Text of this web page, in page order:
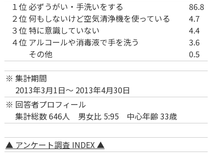
１位
２位
３位
４位
必ずうがい・手洗いをする
何もしないけど空気清浄機を使っている
特に意識していない
アルコールや消毒液で手を洗う
その他
86.8
4.7
4.4
3.6
0.5
※ 集計期間
2013年3月1日～ 2013年4月30日
※ 回答者プロフィール
集計総数 646人 男女比 5:95 中心年齢 33歳
▲ アンケート調査 INDEX ▲